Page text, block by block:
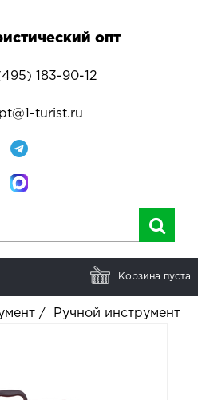
опт
183-90-12
turist.ru
Корзина пуста
/ Ручной инструмент